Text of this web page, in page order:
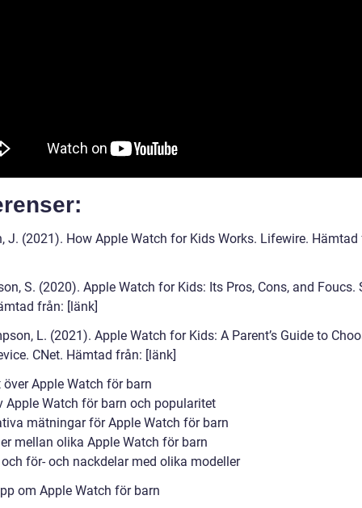
J. (2021). How Apple Watch for Kids Works. Lifewire. Hämtad
S. (2020). Apple Watch for Kids: Its Pros, Cons, and Foucs.
från: [länk]
L. (2021). Apple Watch for Kids: A Parent’s Guide to
CNet. Hämtad från: [länk]
över Apple Watch för barn
Apple Watch för barn och popularitet
mätningar för Apple Watch för barn
mellan olika Apple Watch för barn
för- och nackdelar med olika modeller
om Apple Watch för barn